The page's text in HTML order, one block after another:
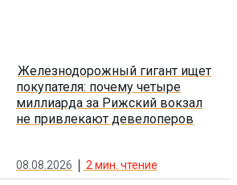
Железнодорожный гигант ищет
покупателя: почему четыре
миллиарда за Рижский вокзал
не привлекают девелоперов
08.08.2026 2 мин. чтение